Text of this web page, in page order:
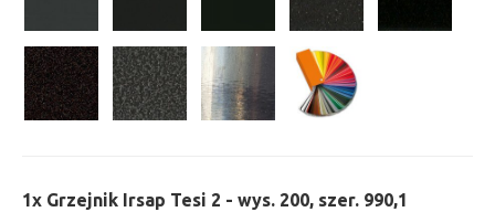
1x Grzejnik Irsap Tesi 2 - wys. 200, szer. 990,1